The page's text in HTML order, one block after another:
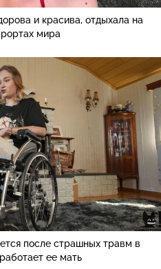
и красива, отдыхала на
мира
после страшных травм в
ее мать